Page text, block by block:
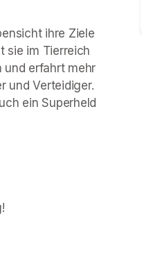
ihre Ziele
sie im Tierreich
und erfahrt mehr
und Verteidiger.
ein Superheld